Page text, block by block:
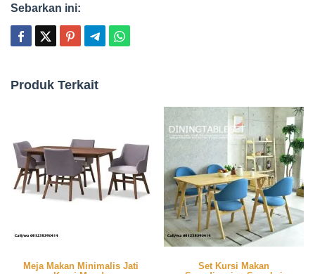
Sebarkan ini:
Produk Terkait
Meja Makan Minimalis Jati
Set Kursi Makan